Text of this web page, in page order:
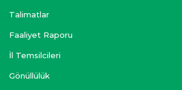
Talimatlar
Faaliyet Raporu
İl Temsilcileri
Gönüllülük